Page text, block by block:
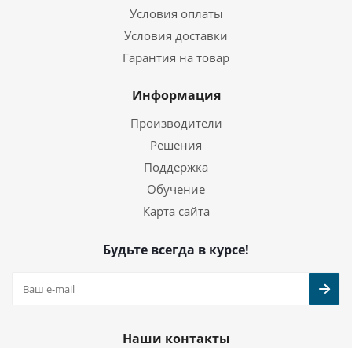
Условия оплаты
Условия доставки
Гарантия на товар
Информация
Производители
Решения
Поддержка
Обучение
Карта сайта
Будьте всегда в курсе!
Наши контакты